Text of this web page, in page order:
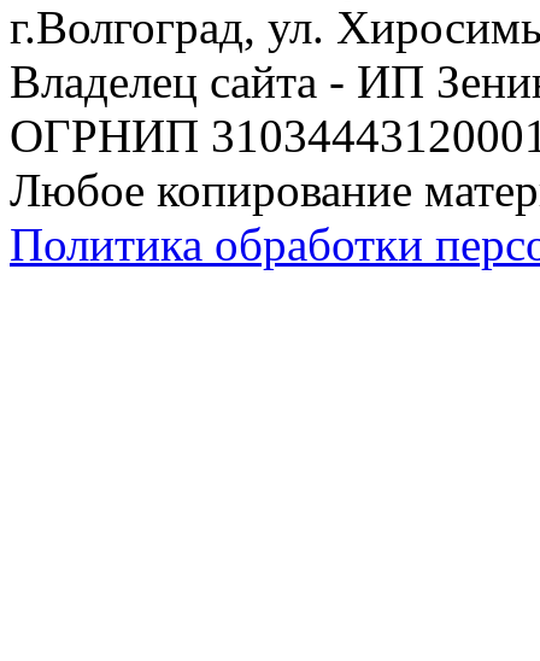
г.Волгоград, ул.
Владелец сайта - ИП
ОГРНИП
Любое копирование
Политика обработки